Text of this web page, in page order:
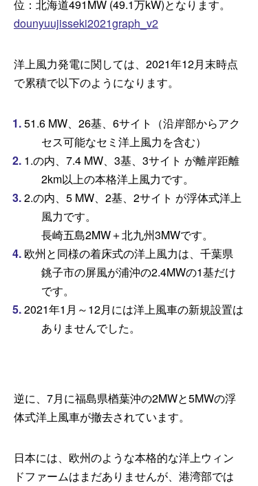
位：北海道491MW (49.1万kW)となります。
dounyuujisseki2021graph_v2
洋上風力発電に関しては、2021年12月末時点
で累積で以下のようになります。
51.6 MW、26基、6サイト（沿岸部からアク
セス可能なセミ洋上風力を含む）
1.の内、7.4 MW、3基、3サイト が離岸距離
2km以上の本格洋上風力です。
2.の内、5 MW、2基、2サイト が浮体式洋上
風力です。
長崎五島2MW＋北九州3MWです。
欧州と同様の着床式の洋上風力は、千葉県
銚子市の屏風が浦沖の2.4MWの1基だけ
です。
2021年1月～12月には洋上風車の新規設置は
ありませんでした。
逆に、7月に福島県楢葉沖の2MWと5MWの浮
体式洋上風車が撤去されています。
日本には、欧州のような本格的な洋上ウィン
ドファームはまだありませんが、港湾部では